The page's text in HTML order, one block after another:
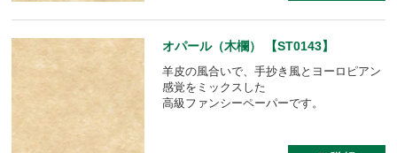
オパール（木欄） 【ST0143】
羊皮の風合いで、手抄き風とヨーロピアン
感覚をミックスした
高級ファンシーペーパーです。